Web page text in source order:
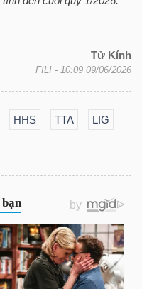
Tử Kính
FILI - 10:09 09/06/2026
HHS TTA LIG